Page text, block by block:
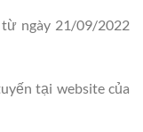
ngày 21/09/2022
tại website của